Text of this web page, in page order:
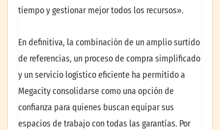
tiempo y gestionar mejor todos los recursos».
En definitiva, la combinación de un amplio surtido
de referencias, un proceso de compra simplificado
y un servicio logístico eficiente ha permitido a
Megacity consolidarse como una opción de
confianza para quienes buscan equipar sus
espacios de trabajo con todas las garantías. Por